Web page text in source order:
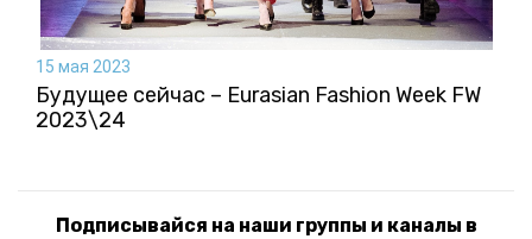
15 мая 2023
Будущее сейчас – Eurasian Fashion Week FW
2023\24
Подписывайся на наши группы и каналы в